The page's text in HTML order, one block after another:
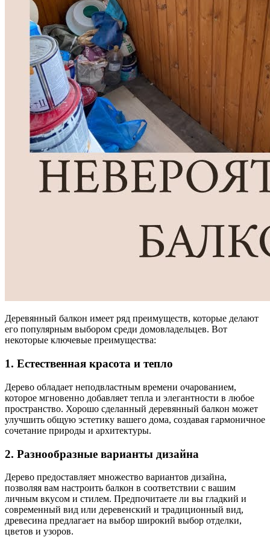
Деревянный балкон имеет ряд преимуществ, которые делают
его популярным выбором среди домовладельцев. Вот
некоторые ключевые преимущества:
1. Естественная красота и тепло
Дерево обладает неподвластным времени очарованием,
которое мгновенно добавляет тепла и элегантности в любое
пространство. Хорошо сделанный деревянный балкон может
улучшить общую эстетику вашего дома, создавая гармоничное
сочетание природы и архитектуры.
2. Разнообразные варианты дизайна
Дерево предоставляет множество вариантов дизайна,
позволяя вам настроить балкон в соответствии с вашим
личным вкусом и стилем. Предпочитаете ли вы гладкий и
современный вид или деревенский и традиционный вид,
древесина предлагает на выбор широкий выбор отделки,
цветов и узоров.